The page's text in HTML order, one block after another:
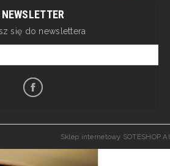
NEWSLETTER
się do newslettera
Sklep internetowy SOTESHOP AI